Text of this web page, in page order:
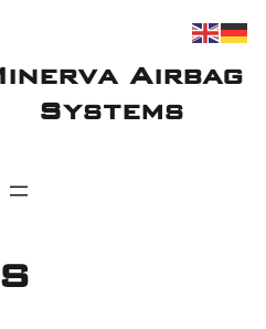
Airbag
Systems